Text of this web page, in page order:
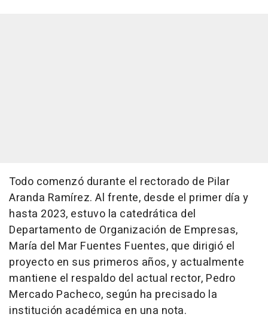
Todo comenzó durante el rectorado de Pilar
Aranda Ramírez. Al frente, desde el primer día y
hasta 2023, estuvo la catedrática del
Departamento de Organización de Empresas,
María del Mar Fuentes Fuentes, que dirigió el
proyecto en sus primeros años, y actualmente
mantiene el respaldo del actual rector, Pedro
Mercado Pacheco, según ha precisado la
institución académica en una nota.